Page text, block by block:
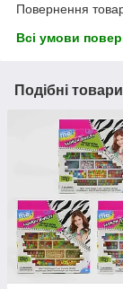
Повернення
Всі умови
Подібні